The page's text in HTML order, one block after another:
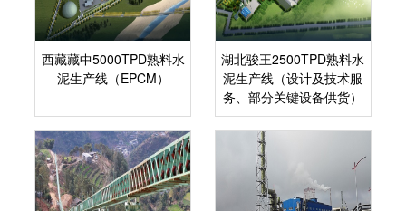
西藏藏中5000TPD熟料水
泥生产线（EPCM）
湖北骏王2500TPD熟料水
泥生产线（设计及技术服
务、部分关键设备供货）